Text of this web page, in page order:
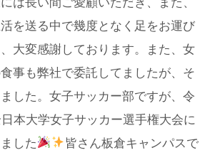
を送る中で幾度となく足をお運び
大変感謝しております。また、女
事も弊社で委託してましたが、そ
した。女子サッカー部ですが、令
本大学女子サッカー選手権大会に
した
皆さん板倉キャンパスで